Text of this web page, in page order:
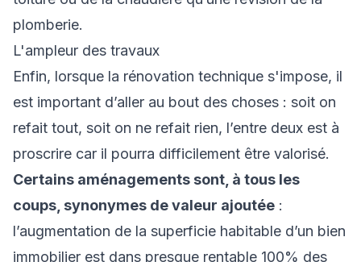
plomberie.
L'ampleur des travaux
Enfin, lorsque la rénovation technique s'impose, il
est important d’aller au bout des choses : soit on
refait tout, soit on ne refait rien, l’entre deux est à
proscrire car il pourra difficilement être valorisé.
Certains aménagements sont, à tous les
coups, synonymes de valeur ajoutée :
l’augmentation de la superficie habitable d’un bien
immobilier est dans presque rentable 100% des